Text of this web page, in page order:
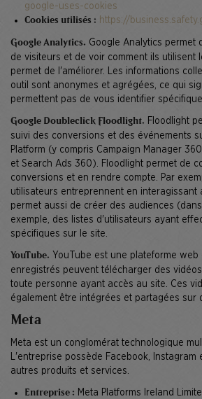
google-uses-cookies
Cookies utilisés : https://
Google Analytics. Google Analytics permet
de visiteurs et de voir comment ils utilisent
permet de l'améliorer. Les informations
outil sont anonymes et agrégées, ce qui
permettent pas de vous identifier
Google Doubleclick Floodlight. Floodlight
suivi des conversions et des événements
Platform (y compris Campaign Manager
et Search Ads 360). Floodlight permet de
conversions et en rendre compte. Par
utilisateurs entreprennent en interagissant
permet aussi de créer des audiences
exemple, des listes d'utilisateurs ayant
spécifiques sur le site.
YouTube. YouTube est une plateforme web
enregistrés peuvent télécharger des
toute personne ayant accès au site. Ces
également être intégrées et partagées sur
Meta
Meta est un conglomérat technologique
L'entreprise possède Facebook, Instagram
autres produits et services.
Entreprise : Meta Platforms Ireland